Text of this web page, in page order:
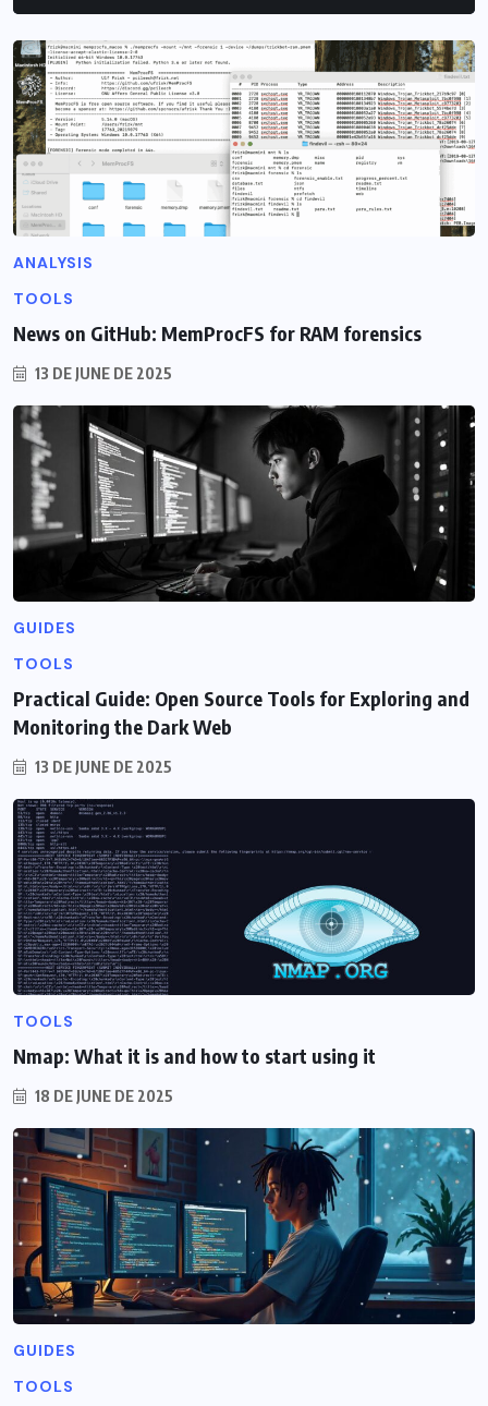
ANALYSIS
TOOLS
News on GitHub: MemProcFS for RAM forensics
13 DE JUNE DE 2025
GUIDES
TOOLS
Practical Guide: Open Source Tools for Exploring and
Monitoring the Dark Web
13 DE JUNE DE 2025
TOOLS
Nmap: What it is and how to start using it
18 DE JUNE DE 2025
GUIDES
TOOLS